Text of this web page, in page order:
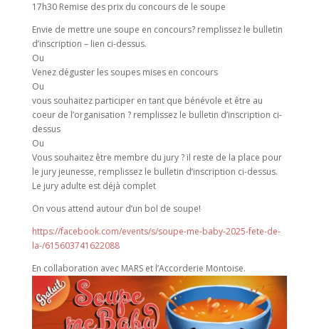
17h30 Remise des prix du concours de le soupe
Envie de mettre une soupe en concours? remplissez le bulletin
d’inscription – lien ci-dessus.
Ou
Venez déguster les soupes mises en concours
Ou
vous souhaitez participer en tant que bénévole et être au
coeur de l’organisation ? remplissez le bulletin d’inscription ci-
dessus
Ou
Vous souhaitez être membre du jury ? il reste de la place pour
le jury jeunesse, remplissez le bulletin d’inscription ci-dessus.
Le jury adulte est déjà complet
On vous attend autour d’un bol de soupe!
https://facebook.com/events/s/soupe-me-baby-2025-fete-de-
la-/615603741622088
En collaboration avec MARS et l’Accorderie Montoise.